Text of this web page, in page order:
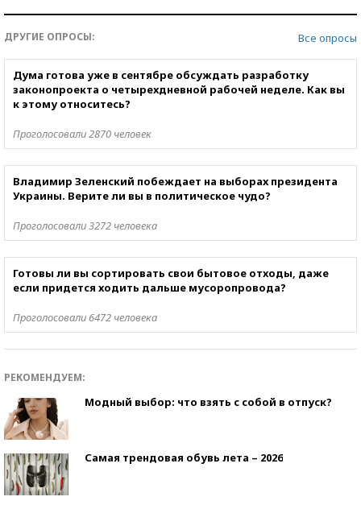
Все опросы
ДРУГИЕ ОПРОСЫ:
Дума готова уже в сентябре обсуждать разработку
законопроекта о четырехдневной рабочей неделе. Как вы
к этому относитесь?
Проголосовали 2870 человек
Владимир Зеленский побеждает на выборах президента
Украины. Верите ли вы в политическое чудо?
Проголосовали 3272 человека
Готовы ли вы сортировать свои бытовое отходы, даже
если придется ходить дальше мусоропровода?
Проголосовали 6472 человека
РЕКОМЕНДУЕМ:
Модный выбор: что взять с собой в отпуск?
Самая трендовая обувь лета – 2026